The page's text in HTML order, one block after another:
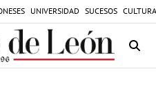
UNIVERSIDAD SUCESOS